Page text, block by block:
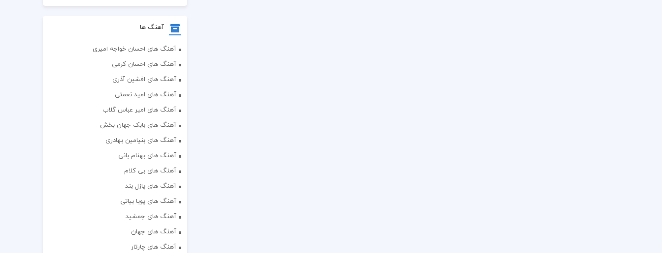
آهنگ ها
آهنگ های احسان خواجه امیری
آهنگ های احسان کرمی
آهنگ های افشین آذری
آهنگ های امید نعمتی
آهنگ های امیر عباس گلاب
آهنگ های بابک جهان بخش
آهنگ های بنیامین بهادری
آهنگ های بهنام بانی
آهنگ های بی کلام
آهنگ های پازل بند
آهنگ های پویا بیاتی
آهنگ های جمشید
آهنگ های جهان
آهنگ های چارتار